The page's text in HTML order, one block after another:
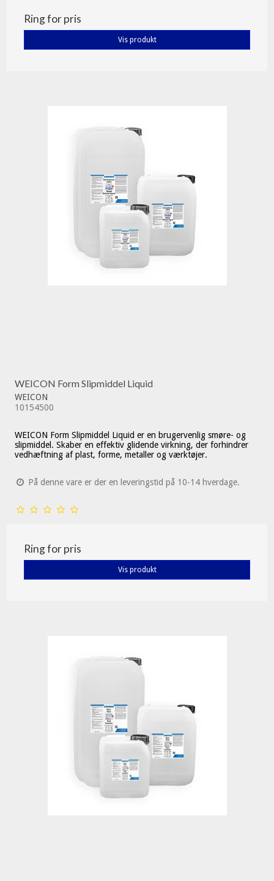
Ring for pris
Vis produkt
WEICON Form Slipmiddel Liquid
WEICON
10154500
WEICON Form Slipmiddel Liquid er en brugervenlig smøre- og
slipmiddel. Skaber en effektiv glidende virkning, der forhindrer
vedhæftning af plast, forme, metaller og værktøjer.
På denne vare er der en leveringstid på 10-14 hverdage.
Ring for pris
Vis produkt